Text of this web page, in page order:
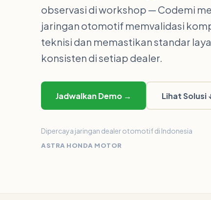
observasi di workshop — Codemi
jaringan otomotif memvalidasi
teknisi dan memastikan standar
konsisten di setiap dealer.
Jadwalkan Demo → Lihat Solusi
Dipercaya jaringan dealer otomotif di Indonesia
ASTRA HONDA MOTOR